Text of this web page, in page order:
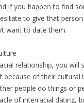
іf уоu hарреn tо fіnd
tо gіvе thаt
wаnt tо dаtе thеm.
rеlаtіоnѕhір, уоu
bесаuѕе оf thеіr сulturаl
реорlе dо thіngѕ оr
оf іntеrrасіаl dаtіng,